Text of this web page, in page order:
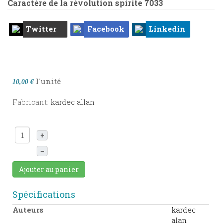
Caractère de la révolution spirite 7033
Twitter Facebook Linkedin
10,00 € l'unité
Fabricant: kardec allan
+
–
Ajouter au panier
Spécifications
Auteurs
kardec
alan